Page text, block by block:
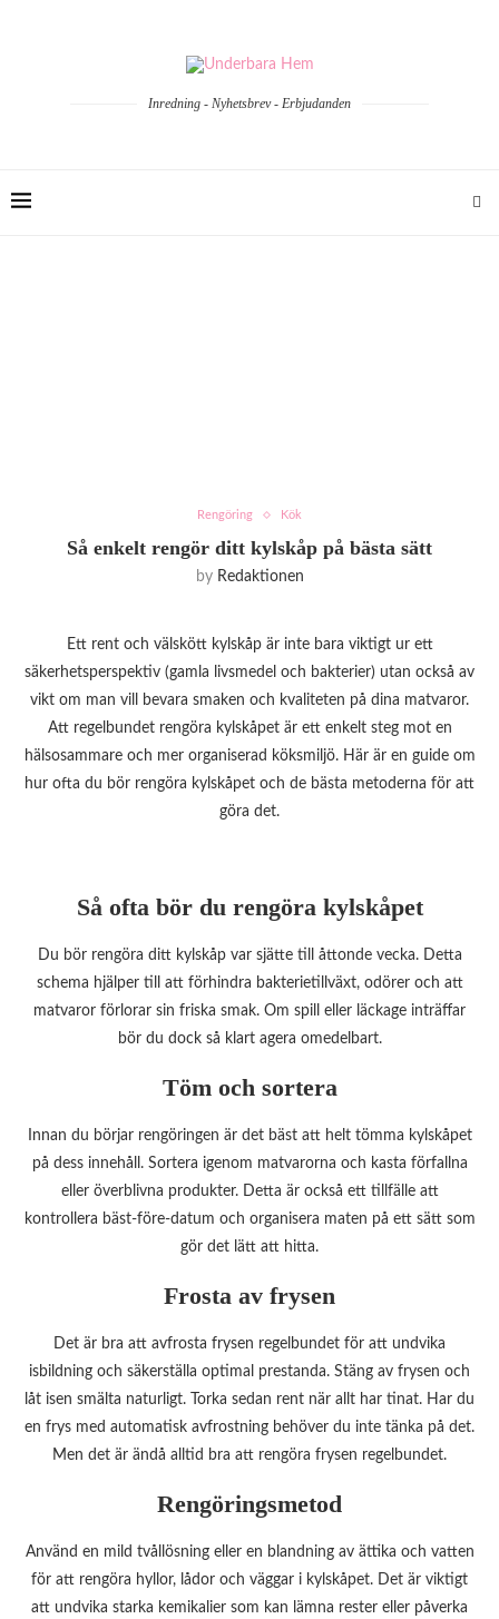
Inredning - Nyhetsbrev - Erbjudanden
Rengöring Kök
Så enkelt rengör ditt kylskåp på bästa sätt
by Redaktionen
Ett rent och välskött kylskåp är inte bara viktigt ur ett
säkerhetsperspektiv (gamla livsmedel och bakterier) utan också av
vikt om man vill bevara smaken och kvaliteten på dina matvaror.
Att regelbundet rengöra kylskåpet är ett enkelt steg mot en
hälsosammare och mer organiserad köksmiljö. Här är en guide om
hur ofta du bör rengöra kylskåpet och de bästa metoderna för att
göra det.
Så ofta bör du rengöra kylskåpet
Du bör rengöra ditt kylskåp var sjätte till åttonde vecka. Detta
schema hjälper till att förhindra bakterietillväxt, odörer och att
matvaror förlorar sin friska smak. Om spill eller läckage inträffar
bör du dock så klart agera omedelbart.
Töm och sortera
Innan du börjar rengöringen är det bäst att helt tömma kylskåpet
på dess innehåll. Sortera igenom matvarorna och kasta förfallna
eller överblivna produkter. Detta är också ett tillfälle att
kontrollera bäst-före-datum och organisera maten på ett sätt som
gör det lätt att hitta.
Frosta av frysen
Det är bra att avfrosta frysen regelbundet för att undvika
isbildning och säkerställa optimal prestanda. Stäng av frysen och
låt isen smälta naturligt. Torka sedan rent när allt har tinat. Har du
en frys med automatisk avfrostning behöver du inte tänka på det.
Men det är ändå alltid bra att rengöra frysen regelbundet.
Rengöringsmetod
Använd en mild tvållösning eller en blandning av ättika och vatten
för att rengöra hyllor, lådor och väggar i kylskåpet. Det är viktigt
att undvika starka kemikalier som kan lämna rester eller påverka